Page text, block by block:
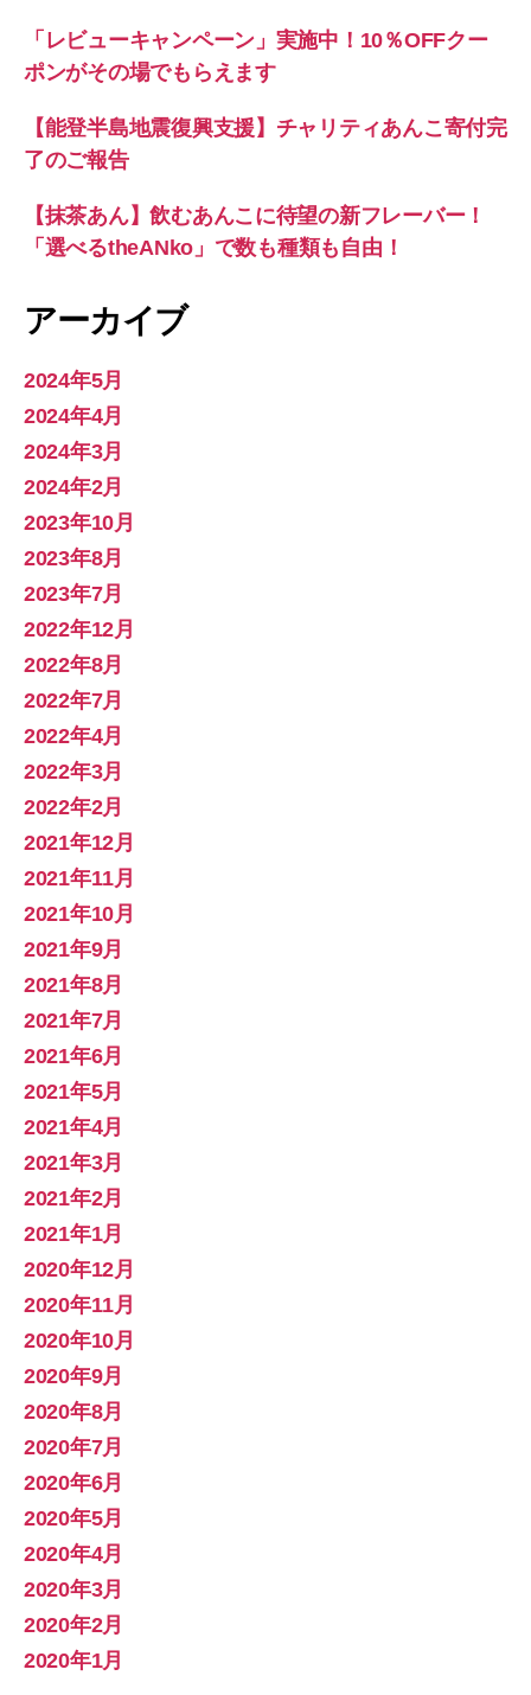
「レビューキャンペーン」実施中！10％OFFクー
ポンがその場でもらえます
【能登半島地震復興支援】チャリティあんこ寄付完
了のご報告
【抹茶あん】飲むあんこに待望の新フレーバー！
「選べるtheANko」で数も種類も自由！
アーカイブ
2024年5月
2024年4月
2024年3月
2024年2月
2023年10月
2023年8月
2023年7月
2022年12月
2022年8月
2022年7月
2022年4月
2022年3月
2022年2月
2021年12月
2021年11月
2021年10月
2021年9月
2021年8月
2021年7月
2021年6月
2021年5月
2021年4月
2021年3月
2021年2月
2021年1月
2020年12月
2020年11月
2020年10月
2020年9月
2020年8月
2020年7月
2020年6月
2020年5月
2020年4月
2020年3月
2020年2月
2020年1月